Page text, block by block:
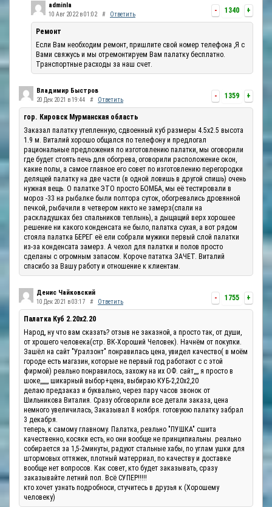
- 1340 +
adminla
10 Авг 2022 в 01:02 # Ответить
Ремонт
Если Вам необходим ремонт, пришлите свой номер телефона ,Я с
Вами свяжусь и мы отремонтируем Вам палатку бесплатно.
Транспортные расходы за наш счет.
- 1359 +
Владимир Быстров
20 Дек 2021 в 19:44 # Ответить
гор. Кировск Мурманская область
Заказал палатку утепленную, сдвоенный куб размеры 4.5х2.5 высота
1.9 м. Виталий хорошо общался по телефону и предлогал
рациональные предложения по изготовлению палатки, мы оговорили
где будет стоять печь для обогрева, оговорили расположение окон,
какие полы, а самое главное его совет по изготовлению перегородки
делящей палатку на две части (в одной ловишь в другой спишь) очень
нужная вещь. О палатке ЭТО просто БОМБА, мы её тестировали в
мороз -33 на рыбалке были полтора суток, обогревались дровянной
печкой, рыбачили в четвером никто не замерз(спали на
раскладушках без спальников теплынь), а дыщащий верх хорошее
решение ни какого конденсата не было, палатка сухая, а вот рядом
стояла палатка БЕРЕГ её ели собрали мужики первый слой палатки
из-за конденсата замерз. А чехол для палатки и полов просто
сделаны с огромным запасом. Короче пататка ЗАЧЕТ. Виталий
спасибо за Вашу работу и отношение к клиентам.
- 1755 +
Денис Чайковский
10 Дек 2021 в 03:17 # Ответить
Палатка Куб 2.20x2.20
Народ, ну что вам сказать? отзыв не заказной, а просто так, от души,
от хрошего человека(стр. ВК-Хороший Человек). Начнём от покупки.
Зашёл на сайт "Уралзонт" понравилась цена, увидел качество( в моём
городе есть магазин, которые не первый год работают с с этой
фирмой) реально понравилось, захожу на их ОФ. сайт,,,, я просто в
шоке,,,,,,, шикарный выбор+цена, выбираю КУБ-2,20х2,20
делаю предзаказ и буквально, через пару часов звонок от
Шильникова Виталия. Сразу обговорили все детали заказа, цена
немного увеличилась, Заказывал 8 ноября. готовуюю палатку забрал
3 декабря.
теперь, к самому главному. Палатка, реально "ПУШКА" сшита
качественно, косяки есть, но они вообще не принципиальны. реально
собирается за 1,5-2минуты, радуют стальные хабы, по углам ушки для
штормовых оттяжек, плотный матерриал, по качеству и доставке
вообще нет вопросов. Как совет, кто будет заказывать, сразу
заказывайте летний пол. Всё СУПЕР!!!!!
кто хочет узнать подробноси, стучитесь в друзья к (Хорошему
человеку)